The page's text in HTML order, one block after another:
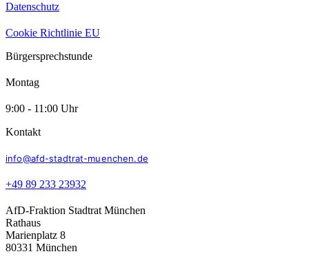
Datenschutz
Cookie Richtlinie EU
Bürgersprechstunde
Montag
9:00 - 11:00 Uhr
Kontakt
info@afd-stadtrat-muenchen.de
+49 89 233 23932
AfD-Fraktion Stadtrat München
Rathaus
Marienplatz 8
80331 München